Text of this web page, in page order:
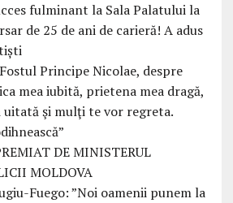
fulminant la Sala Palatului la
de 25 de ani de carieră! A adus
Fostul Principe Nicolae, despre
mea iubită, prietena mea dragă,
uitată şi mulţi te vor regreta.
DE MINISTERUL
MOLDOVA
Fuego: ”Noi oamenii punem la